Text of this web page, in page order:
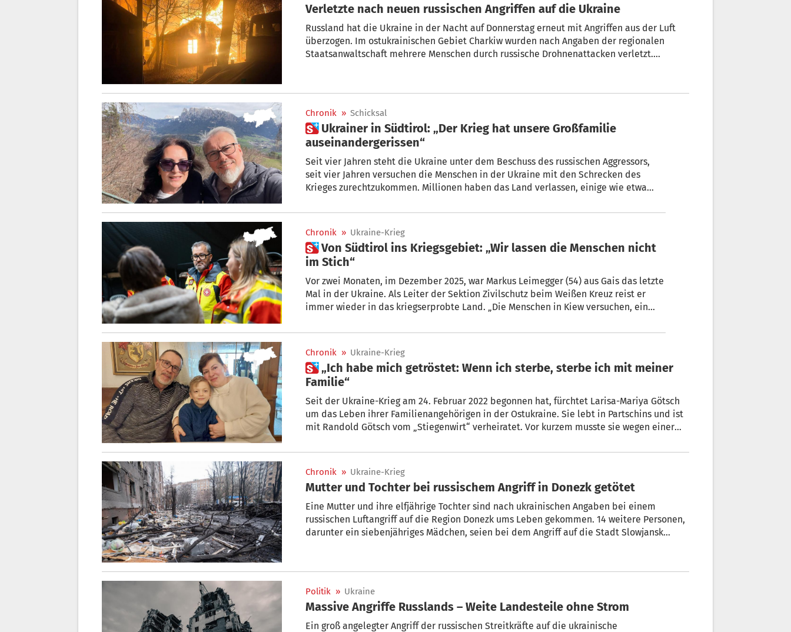
Verletzte nach neuen russischen Angriffen auf die Ukraine
Russland hat die Ukraine in der Nacht auf Donnerstag erneut mit Angriffen aus der Luft
überzogen. Im ostukrainischen Gebiet Charkiw wurden nach Angaben der regionalen
Staatsanwaltschaft mehrere Menschen durch russische Drohnenattacken verletzt.
Verschiebung der Gespräche zur Beendigung des Krieges.
Chronik » Schicksal
 Ukrainer in Südtirol: „Der Krieg hat unsere Großfamilie
auseinandergerissen“
Seit vier Jahren steht die Ukraine unter dem Beschuss des russischen Aggressors,
seit vier Jahren versuchen die Menschen in der Ukraine mit den Schrecken des
Krieges zurechtzukommen. Millionen haben das Land verlassen, einige wie etwa
Chronik » Ukraine-Krieg
 Von Südtirol ins Kriegsgebiet: „Wir lassen die Menschen nicht
im Stich“
Vor zwei Monaten, im Dezember 2025, war Markus Leimegger (54) aus Gais das letzte
Mal in der Ukraine. Als Leiter der Sektion Zivilschutz beim Weißen Kreuz reist er
immer wieder in das kriegserprobte Land. „Die Menschen in Kiew versuchen, ein
berichtet er. Die Hoffnung auf einen baldigen Frieden ist verloren.
Chronik » Ukraine-Krieg
 „Ich habe mich getröstet: Wenn ich sterbe, sterbe ich mit meiner
Familie“
Seit der Ukraine-Krieg am 24. Februar 2022 begonnen hat, fürchtet Larisa-Mariya Götsch
um das Leben ihrer Familienangehörigen in der Ostukraine. Sie lebt in Partschins und ist
mit Randold Götsch vom „Stiegenwirt“ verheiratet. Vor kurzem musste sie wegen einer
Chronik » Ukraine-Krieg
Mutter und Tochter bei russischem Angriff in Donezk getötet
Eine Mutter und ihre elfjährige Tochter sind nach ukrainischen Angaben bei einem
russischen Luftangriff auf die Region Donezk ums Leben gekommen. 14 weitere Personen,
darunter ein siebenjähriges Mädchen, seien bei dem Angriff auf die Stadt Slowjansk
Politik » Ukraine
Massive Angriffe Russlands – Weite Landesteile ohne Strom
Ein groß angelegter Angriff der russischen Streitkräfte auf die ukrainische